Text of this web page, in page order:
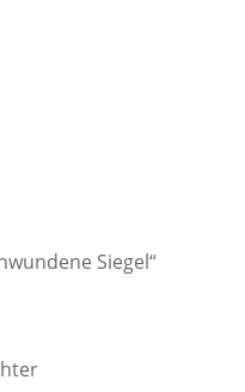
Siegel“